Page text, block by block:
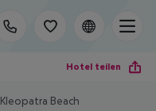
Hotel teilen
Beach